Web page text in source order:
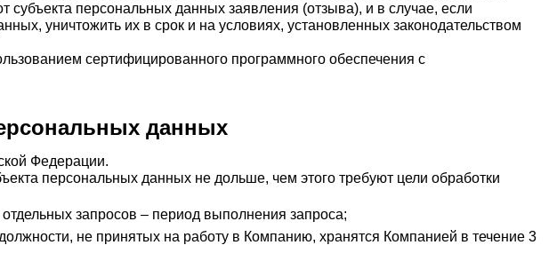
персональных данных заявления (отзыва), и в случае, если
уничтожить их в срок и на условиях, установленных законодательством
сертифицированного программного обеспечения с
данных
Федерации.
персональных данных не дольше, чем этого требуют цели обработки
запросов – период выполнения запроса;
не принятых на работу в Компанию, хранятся Компанией в течение 3